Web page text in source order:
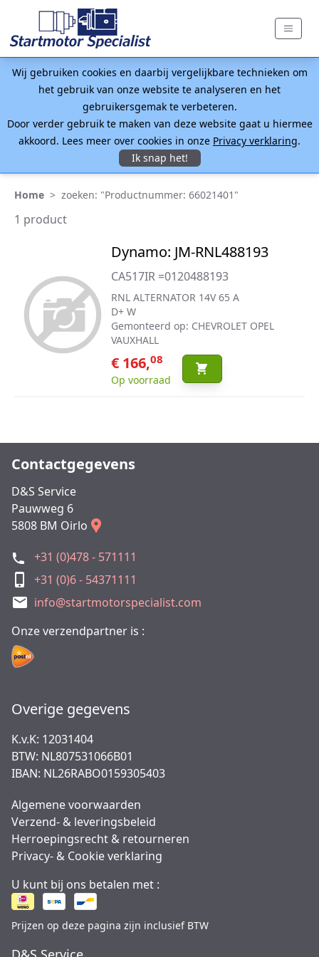
Wij gebruiken cookies en daarbij vergelijkbare technieken om
het gebruik van onze website te analyseren en het
gebruikersgemak te verbeteren.
Door verder gebruik te maken van deze website gaat u hiermee
akkoord. Lees meer over cookies in onze Privacy verklaring.
Ik snap het!
Home > zoeken: "Productnummer: 66021401"
1 product
Dynamo: JM-RNL488193
CA517IR =0120488193
RNL ALTERNATOR 14V 65 A
D+ W
Gemonteerd op: CHEVROLET OPEL
VAUXHALL
€ 166,08
Op voorraad
Contactgegevens
D&S Service
Pauwweg 6
5808 BM Oirlo
+31 (0)478 - 571111
+31 (0)6 - 54371111
info@startmotorspecialist.com
Onze verzendpartner is :
Overige gegevens
K.v.K: 12031404
BTW: NL807531066B01
IBAN: NL26RABO0159305403
Algemene voorwaarden
Verzend- & leveringsbeleid
Herroepingsrecht & retourneren
Privacy- & Cookie verklaring
U kunt bij ons betalen met :
Prijzen op deze pagina zijn inclusief BTW